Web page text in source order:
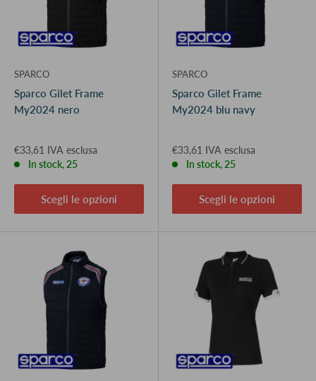
SPARCO
Sparco Gilet Frame
My2024 nero
€33,61 IVA esclusa
In stock, 25
Scegli le opzioni
SPARCO
Sparco Gilet Frame
My2024 blu navy
€33,61 IVA esclusa
In stock, 25
Scegli le opzioni